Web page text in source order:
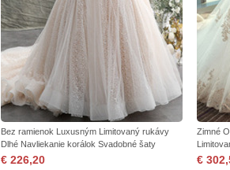
Bez ramienok Luxusným Limitovaný rukávy
Dlhé Navliekanie korálok Svadobné šaty
€ 226,20
Zimné
€